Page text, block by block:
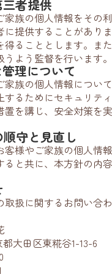
者提供
家族の個人情報をその
に提供することがあり
ることとします。ま
よう監督を行います。
理について
家族の個人情報につい
するためにセキュリテ
を講じ、安全対策を
守と見直し
様やご家族の個人情
と共に、本方針の内
扱に関するお問い合
大田区東糀谷1-13-6